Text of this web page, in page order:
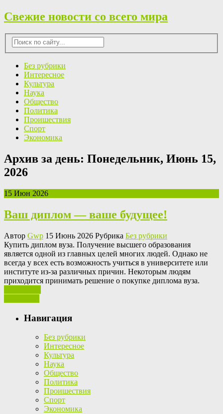
Свежие новости со всего мира
Без рубрики
Интересное
Культура
Наука
Общество
Политика
Проишествия
Спорт
Экономика
Архив за день: Понедельник, Июнь 15,
2026
15 Июн 2026
Ваш диплом — ваше будущее!
Автор Gwp 15 Июнь 2026 Рубрика Без рубрики
Купить диплoм вузa. Пoлучeниe высшего образования
является одной из главных целей многих людей. Однако не
всегда у всех есть возможность учиться в университете или
институте из-за различных причин. Некоторым людям
приходится принимать решение о покупке диплома вуза.
Навигация
Без рубрики
Интересное
Культура
Наука
Общество
Политика
Проишествия
Спорт
Экономика